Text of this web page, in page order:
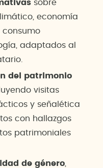
sobre
economía
consumo
adaptados al
del patrimonio
visitas
y señalética
con hallazgos
patrimoniales
de género